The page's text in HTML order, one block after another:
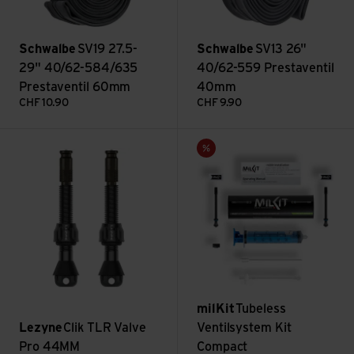
Schwalbe SV19 27.5-
29" 40/62-584/635
Prestaventil 60mm
CHF 10.90
Schwalbe SV13 26"
40/62-559 Prestaventil
40mm
CHF 9.90
LezyneClik TLR Valve
Pro 44MM
Sale
milKitTubeless
Ventilsystem Kit
Compact
Tubeless Ventilsystem Kit